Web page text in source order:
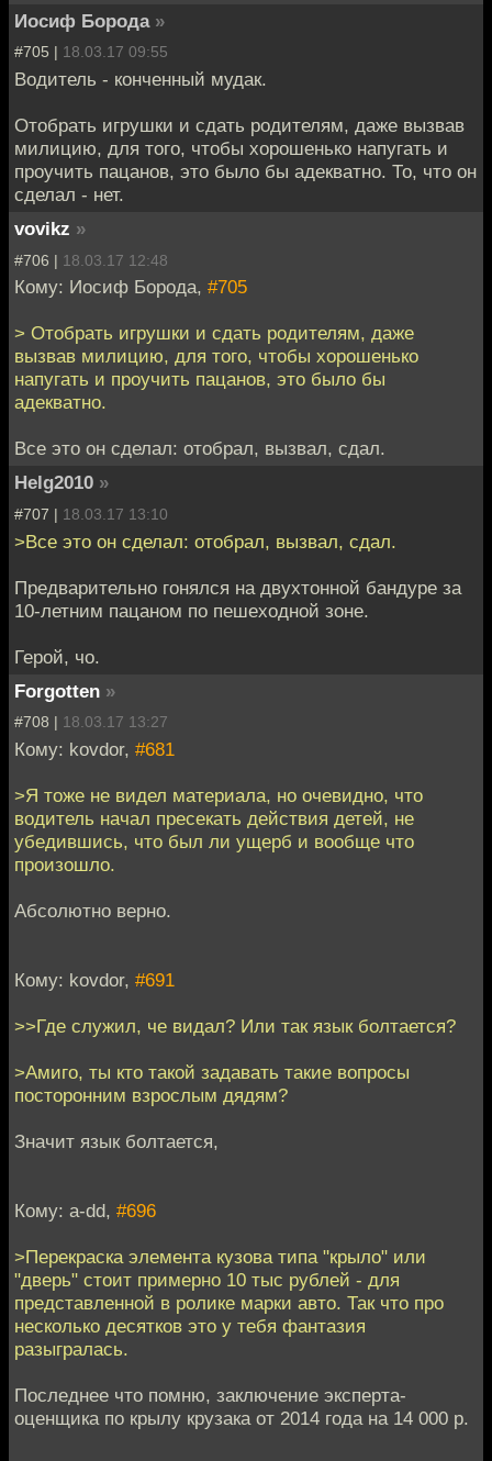
Иосиф Борода »
#705 | 18.03.17 09:55
Водитель - конченный мудак.
Отобрать игрушки и сдать родителям, даже вызвав
милицию, для того, чтобы хорошенько напугать и
проучить пацанов, это было бы адекватно. То, что он
сделал - нет.
vovikz »
#706 | 18.03.17 12:48
Кому: Иосиф Борода, #705
> Отобрать игрушки и сдать родителям, даже
вызвав милицию, для того, чтобы хорошенько
напугать и проучить пацанов, это было бы
адекватно.
Все это он сделал: отобрал, вызвал, сдал.
Helg2010 »
#707 | 18.03.17 13:10
>Все это он сделал: отобрал, вызвал, сдал.
Предварительно гонялся на двухтонной бандуре за
10-летним пацаном по пешеходной зоне.
Герой, чо.
Forgotten »
#708 | 18.03.17 13:27
Кому: kovdor, #681
>Я тоже не видел материала, но очевидно, что
водитель начал пресекать действия детей, не
убедившись, что был ли ущерб и вообще что
произошло.
Абсолютно верно.
Кому: kovdor, #691
>>Где служил, че видал? Или так язык болтается?
>Амиго, ты кто такой задавать такие вопросы
посторонним взрослым дядям?
Значит язык болтается,
Кому: a-dd, #696
>Перекраска элемента кузова типа "крыло" или
"дверь" стоит примерно 10 тыс рублей - для
представленной в ролике марки авто. Так что про
несколько десятков это у тебя фантазия
разыгралась.
Последнее что помню, заключение эксперта-
оценщика по крылу крузака от 2014 года на 14 000 р.